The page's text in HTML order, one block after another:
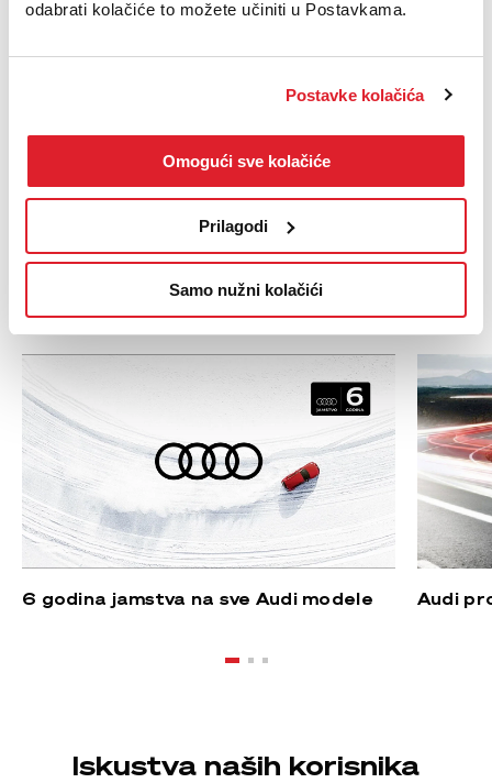
odabrati kolačiće to možete učiniti u Postavkama.
Postavke kolačića
Omogući sve kolačiće
Prilagodi
Samo nužni kolačići
alate razvijene upravo za vaš auto.
Mobilno jamstvo
uputama proizvođača imaju doživotnojamstvo mobilnosti.
Posebne ponude
iz Audi servisa
6 godina jamstva na sve Audi modele Audi
Iskustva naših korisnika